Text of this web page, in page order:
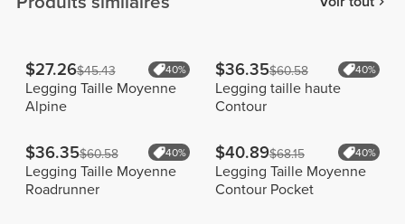
$27.26$45.43 40%
Legging Taille Moyenne
Alpine
$36.35$60.58 40%
Legging taille haute
Contour
$36.35$60.58 40%
Legging Taille Moyenne
Roadrunner
$40.89$68.15 40%
Legging Taille Moyenne
Contour Pocket